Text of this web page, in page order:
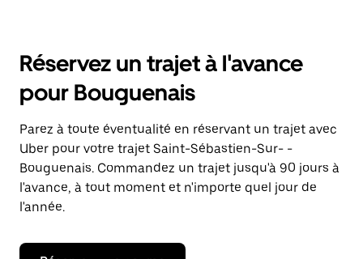
ouvrir
calendrier
et
sélectionner
une
date.
Appuyez
sur
la
touche
pour
fermer
Réservez un trajet à l'avance
pour Bouguenais
Parez à toute éventualité en réservant un trajet avec
Uber pour votre trajet Saint-Sébastien-Sur- -
Bouguenais. Commandez un trajet jusqu'à 90 jours à
l'avance, à tout moment et n'importe quel jour de
l'année.